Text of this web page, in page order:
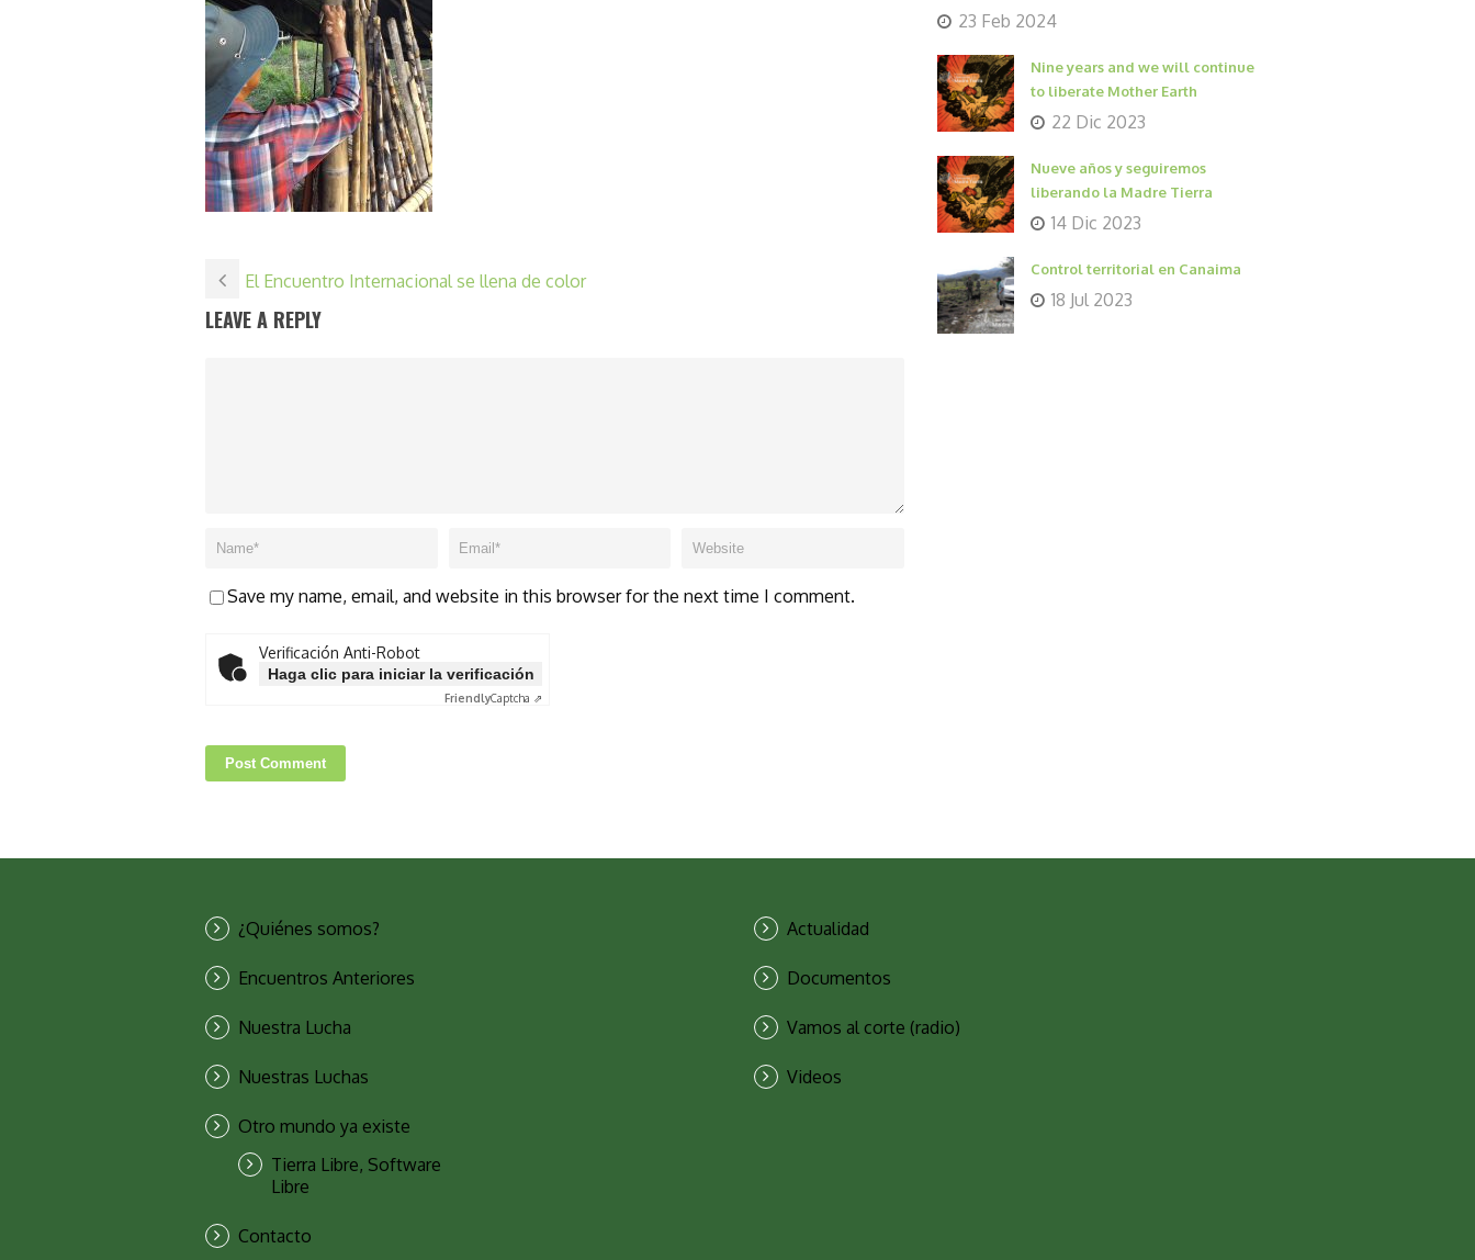
El Encuentro Internacional se llena de color
LEAVE A REPLY
Save my name, email, and website in this browser for the next time I comment.
Verificación Anti-Robot
Haga clic para iniciar la verificación
FriendlyCaptcha ⇗
23 Feb 2024
Nine years and we will continue
to liberate Mother Earth
22 Dic 2023
Nueve años y seguiremos
liberando la Madre Tierra
14 Dic 2023
Control territorial en Canaima
18 Jul 2023
¿Quiénes somos?
Encuentros Anteriores
Nuestra Lucha
Nuestras Luchas
Otro mundo ya existe
Tierra Libre, Software
Libre
Contacto
Actualidad
Documentos
Vamos al corte (radio)
Videos